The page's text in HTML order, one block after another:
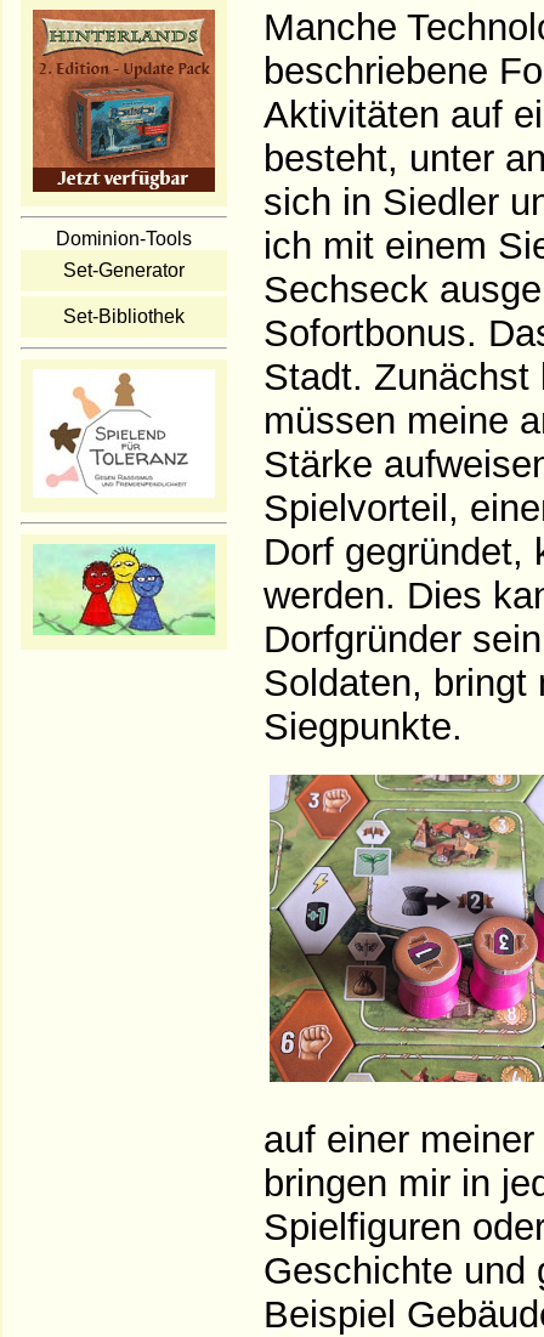
Dominion-Tools
Set-Generator
Set-Bibliothek
Manche
beschriebene
Aktivitäten auf
besteht, unter
sich in Siedler
ich mit einem
Sechseck
Sofortbonus.
Stadt. Zunächst
müssen meine
Stärke
Spielvorteil,
Dorf gegründet,
werden. Dies
Dorfgründer
Soldaten, bringt
Siegpunkte.
auf einer
bringen mir in
Spielfiguren
Geschichte und
Beispiel